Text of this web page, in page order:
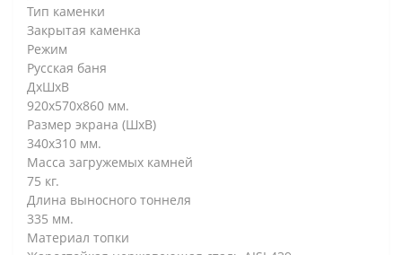
Тип каменки
Закрытая каменка
Режим
Русская баня
ДxШxВ
920х570х860 мм.
Размер экрана (ШхВ)
340х310 мм.
Масса загружемых камней
75 кг.
Длина выносного тоннеля
335 мм.
Материал топки